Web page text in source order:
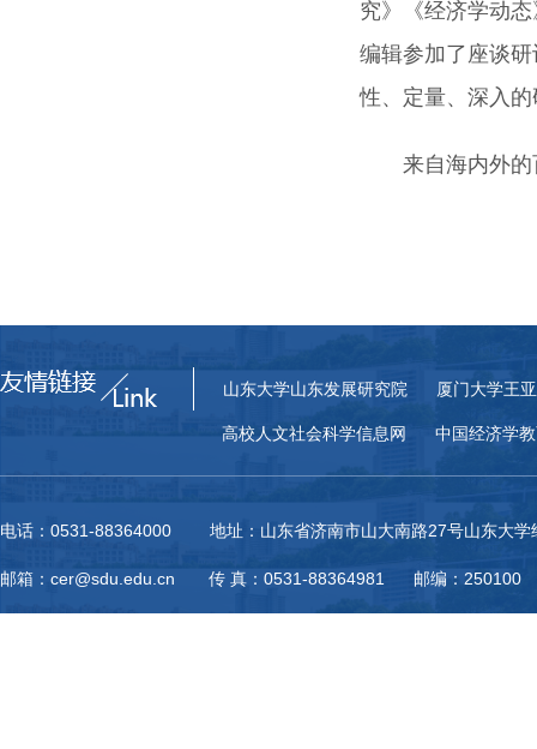
究》《经济学动
编辑参加了座谈
性、定量、深入
来自海内外
山东大学山东发展研究院 厦门大学王
高校人文社会科学信息网 中国经济学
电话：0531-88364000 地址：山东省济南市山大南路27号山东大学
邮箱：cer@sdu.edu.cn 传 真：0531-88364981 邮编：250100